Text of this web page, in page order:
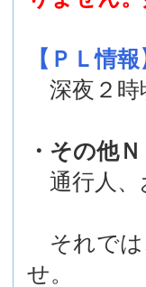
【ＰＬ情
深夜２時
・その他
通行人、
それでは
せ。